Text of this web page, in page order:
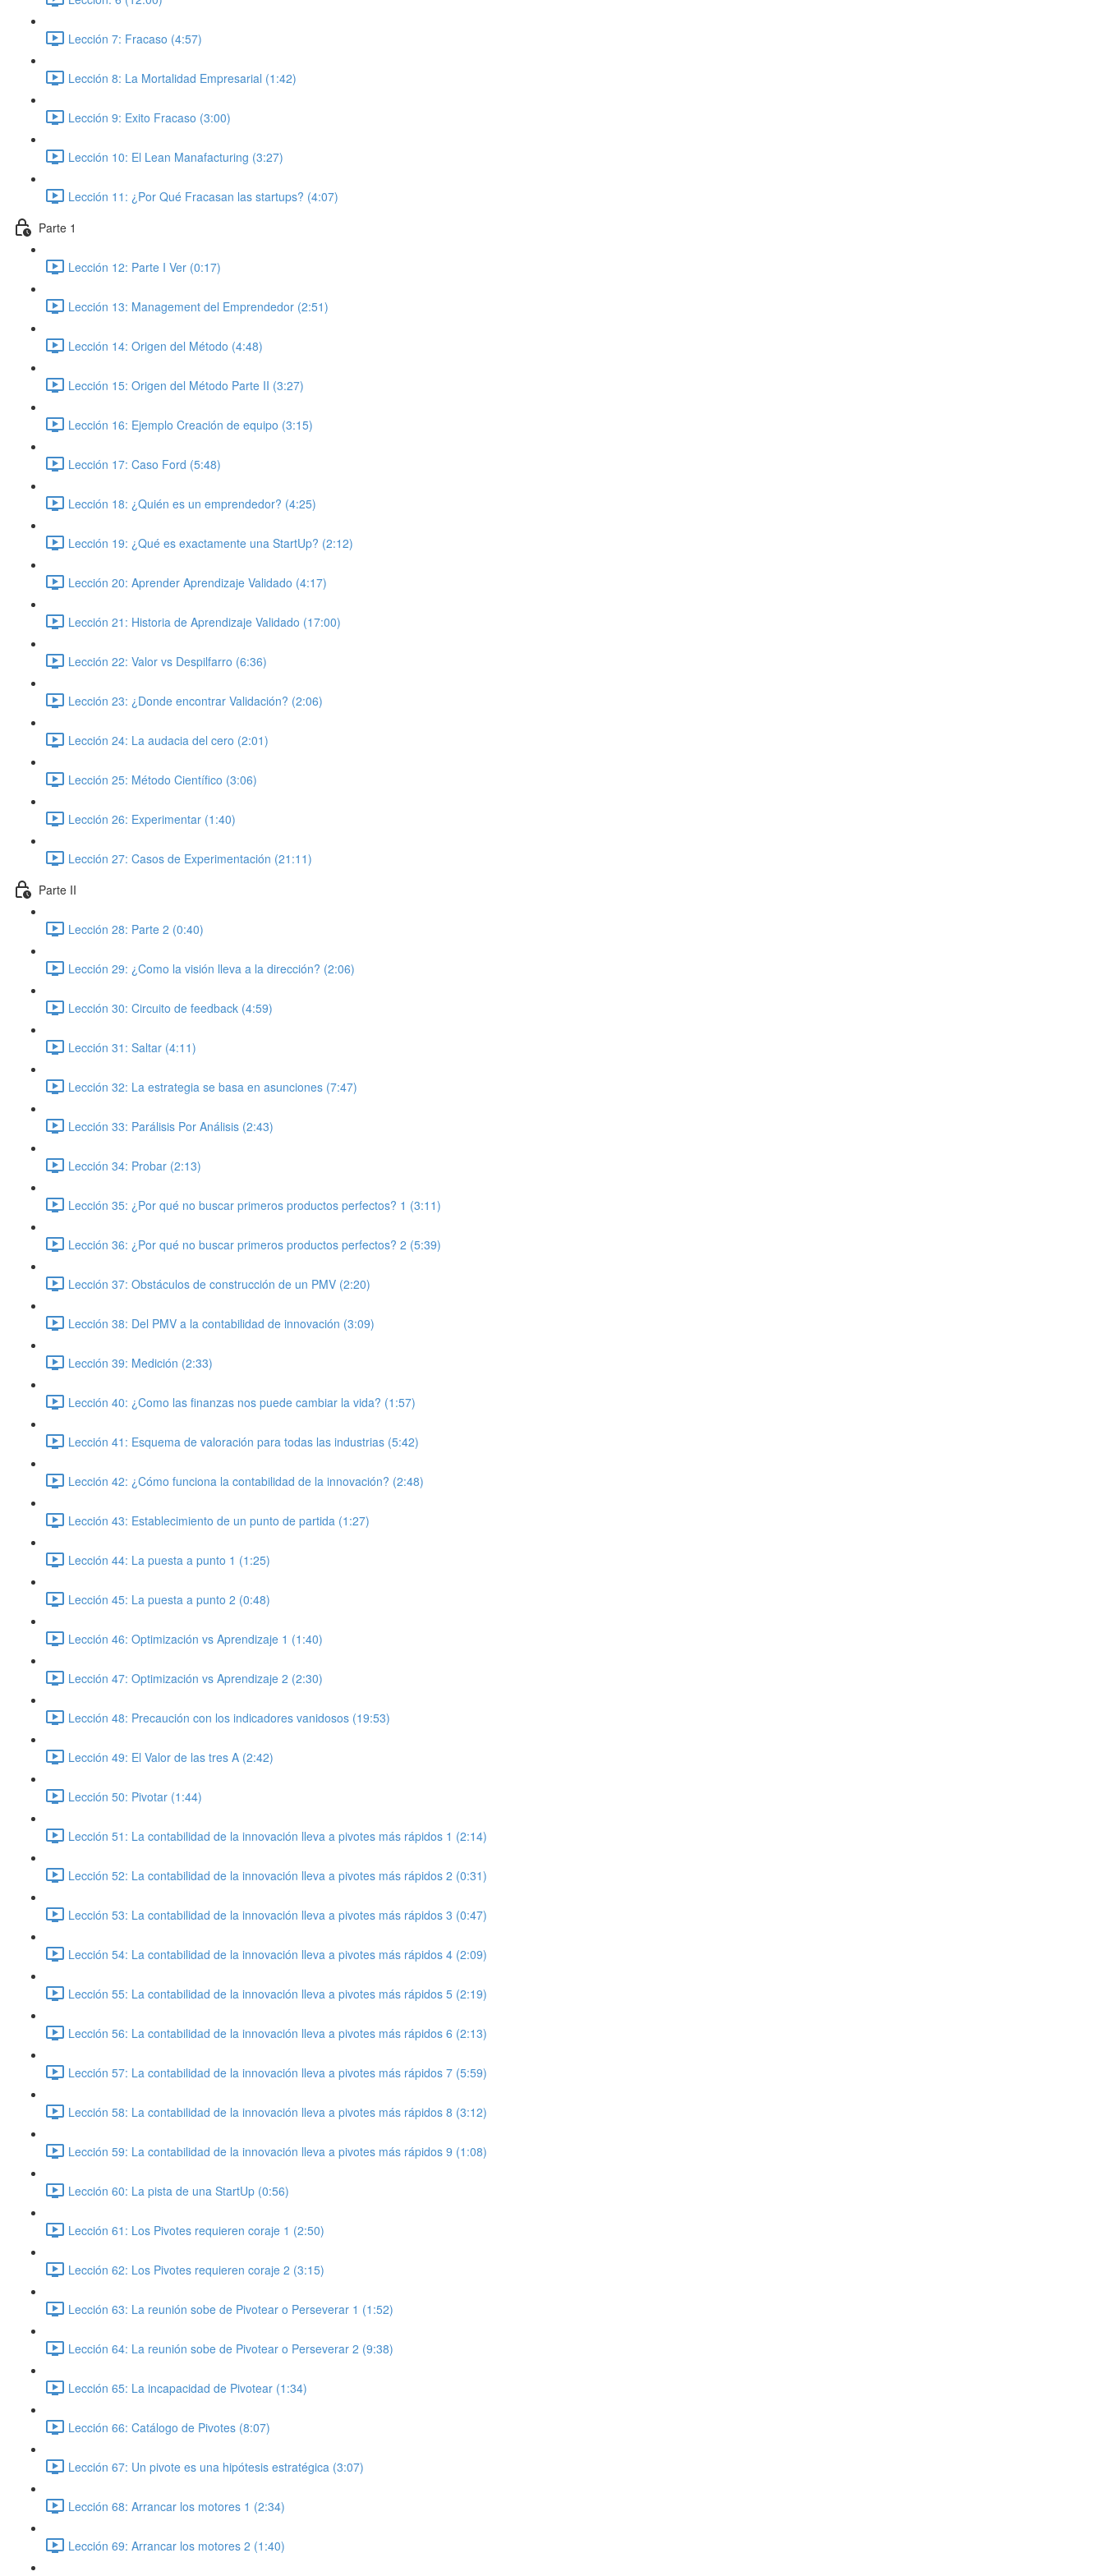
Lección 7: Fracaso (4:57)
Lección 8: La Mortalidad Empresarial (1:42)
Lección 9: Exito Fracaso (3:00)
Lección 10: El Lean Manafacturing (3:27)
Lección 11: ¿Por Qué Fracasan las startups? (4:07)
Parte 1
Lección 12: Parte I Ver (0:17)
Lección 13: Management del Emprendedor (2:51)
Lección 14: Origen del Método (4:48)
Lección 15: Origen del Método Parte II (3:27)
Lección 16: Ejemplo Creación de equipo (3:15)
Lección 17: Caso Ford (5:48)
Lección 18: ¿Quién es un emprendedor? (4:25)
Lección 19: ¿Qué es exactamente una StartUp? (2:12)
Lección 20: Aprender Aprendizaje Validado (4:17)
Lección 21: Historia de Aprendizaje Validado (17:00)
Lección 22: Valor vs Despilfarro (6:36)
Lección 23: ¿Donde encontrar Validación? (2:06)
Lección 24: La audacia del cero (2:01)
Lección 25: Método Científico (3:06)
Lección 26: Experimentar (1:40)
Lección 27: Casos de Experimentación (21:11)
Parte II
Lección 28: Parte 2 (0:40)
Lección 29: ¿Como la visión lleva a la dirección? (2:06)
Lección 30: Circuito de feedback (4:59)
Lección 31: Saltar (4:11)
Lección 32: La estrategia se basa en asunciones (7:47)
Lección 33: Parálisis Por Análisis (2:43)
Lección 34: Probar (2:13)
Lección 35: ¿Por qué no buscar primeros productos perfectos? 1 (3:11)
Lección 36: ¿Por qué no buscar primeros productos perfectos? 2 (5:39)
Lección 37: Obstáculos de construcción de un PMV (2:20)
Lección 38: Del PMV a la contabilidad de innovación (3:09)
Lección 39: Medición (2:33)
Lección 40: ¿Como las finanzas nos puede cambiar la vida? (1:57)
Lección 41: Esquema de valoración para todas las industrias (5:42)
Lección 42: ¿Cómo funciona la contabilidad de la innovación? (2:48)
Lección 43: Establecimiento de un punto de partida (1:27)
Lección 44: La puesta a punto 1 (1:25)
Lección 45: La puesta a punto 2 (0:48)
Lección 46: Optimización vs Aprendizaje 1 (1:40)
Lección 47: Optimización vs Aprendizaje 2 (2:30)
Lección 48: Precaución con los indicadores vanidosos (19:53)
Lección 49: El Valor de las tres A (2:42)
Lección 50: Pivotar (1:44)
Lección 51: La contabilidad de la innovación lleva a pivotes más rápidos 1 (2:14)
Lección 52: La contabilidad de la innovación lleva a pivotes más rápidos 2 (0:31)
Lección 53: La contabilidad de la innovación lleva a pivotes más rápidos 3 (0:47)
Lección 54: La contabilidad de la innovación lleva a pivotes más rápidos 4 (2:09)
Lección 55: La contabilidad de la innovación lleva a pivotes más rápidos 5 (2:19)
Lección 56: La contabilidad de la innovación lleva a pivotes más rápidos 6 (2:13)
Lección 57: La contabilidad de la innovación lleva a pivotes más rápidos 7 (5:59)
Lección 58: La contabilidad de la innovación lleva a pivotes más rápidos 8 (3:12)
Lección 59: La contabilidad de la innovación lleva a pivotes más rápidos 9 (1:08)
Lección 60: La pista de una StartUp (0:56)
Lección 61: Los Pivotes requieren coraje 1 (2:50)
Lección 62: Los Pivotes requieren coraje 2 (3:15)
Lección 63: La reunión sobe de Pivotear o Perseverar 1 (1:52)
Lección 64: La reunión sobe de Pivotear o Perseverar 2 (9:38)
Lección 65: La incapacidad de Pivotear (1:34)
Lección 66: Catálogo de Pivotes (8:07)
Lección 67: Un pivote es una hipótesis estratégica (3:07)
Lección 68: Arrancar los motores 1 (2:34)
Lección 69: Arrancar los motores 2 (1:40)